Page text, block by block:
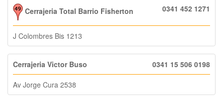
Cerrajeria Total Barrio Fisherton 0341 452 1271
J Colombres Bis 1213
Cerrajeria Victor Buso 0341 15 506 0198
Av Jorge Cura 2538